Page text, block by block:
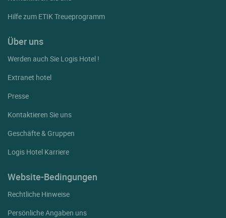
Hilfe zum ETIK Treueprogramm
Über uns
Werden auch Sie Logis Hotel !
Extranet hotel
Presse
Kontaktieren Sie uns
Geschäfte & Gruppen
Logis Hotel Karriere
Website-Bedingungen
Rechtliche Hinweise
Persönliche Angaben uns